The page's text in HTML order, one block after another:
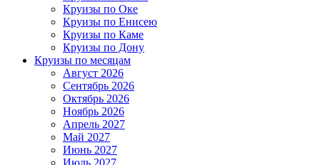
Круизы по Оке
Круизы по Енисею
Круизы по Каме
Круизы по Дону
Круизы по месяцам
Август 2026
Сентябрь 2026
Октябрь 2026
Ноябрь 2026
Апрель 2027
Май 2027
Июнь 2027
Июль 2027